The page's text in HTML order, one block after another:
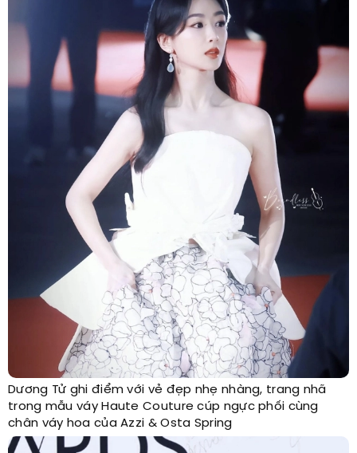
Dương Tử ghi điểm với vẻ đẹp nhẹ nhàng, trang nhã
trong mẫu váy Haute Couture cúp ngực phối cùng
chân váy hoa của Azzi & Osta Spring